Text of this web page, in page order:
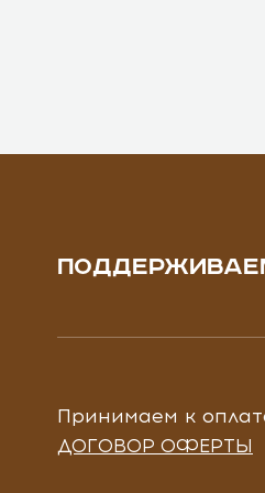
Принимаем к
ДОГОВОР ОФЕРТЫ